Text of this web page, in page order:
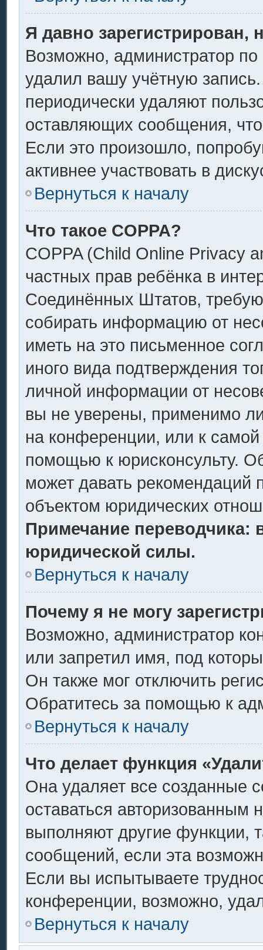
Я давно зарегистрирован,
Возможно, администратор по
удалил вашу учётную
периодически удаляют
оставляющих сообщения,
Если это произошло,
активнее участвовать в
Вернуться к началу
Что такое COPPA?
COPPA (Child Online Privacy
частных прав ребёнка в
Соединённых Штатов,
собирать информацию от
иметь на это письменное
иного вида подтверждения
личной информации от
вы не уверены, применимо
на конференции, или к
помощью к юрисконсульту.
может давать рекомендаций
объектом юридических
Примечание переводчика:
юридической силы.
Вернуться к началу
Почему я не могу
Возможно, администратор
или запретил имя, под
Он также мог отключить
Обратитесь за помощью к
Вернуться к началу
Что делает функция
Она удаляет все созданные
оставаться авторизованным
выполняют другие функции,
сообщений, если эта
Если вы испытываете
конференции, возможно,
Вернуться к началу